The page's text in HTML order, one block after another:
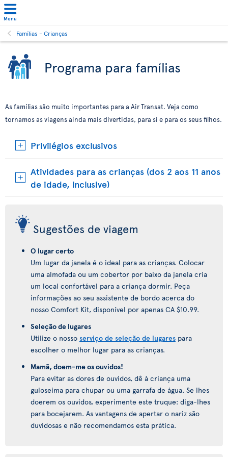
Menu
Famílias - Crianças
Programa para famílias
As famílias são muito importantes para a Air Transat. Veja como
tornamos as viagens ainda mais divertidas, para si e para os seus filhos.
Privilégios exclusivos
Atividades para as crianças (dos 2 aos 11 anos
de idade, inclusive)
Sugestões de viagem
O lugar certo
Um lugar da janela é o ideal para as crianças. Colocar
uma almofada ou um cobertor por baixo da janela cria
um local confortável para a criança dormir. Peça
informações ao seu assistente de bordo acerca do
nosso Comfort Kit, disponível por apenas CA $10.99.
Seleção de lugares
Utilize o nosso serviço de seleção de lugares para
escolher o melhor lugar para as crianças.
Mamã, doem-me os ouvidos!
Para evitar as dores de ouvidos, dê à criança uma
guloseima para chupar ou uma garrafa de água. Se lhes
doerem os ouvidos, experimente este truque: diga-lhes
para bocejarem. As vantagens de apertar o nariz são
duvidosas e não recomendamos esta prática.